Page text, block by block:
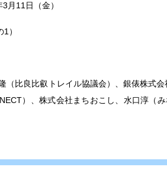
月11日（金）
）
（比良比叡トレイル協議会）、銀俵株式
）、株式会社まちおこし、水口淳（